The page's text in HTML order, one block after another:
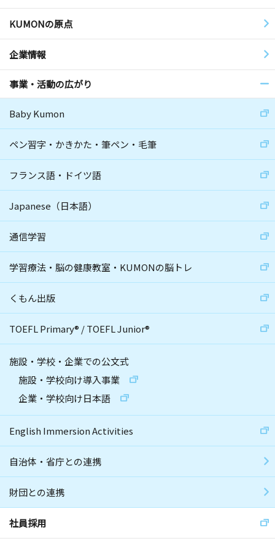
KUMONの原点
企業情報
事業・活動の広がり
Baby Kumon
ペン習字・かきかた・筆ペン・毛筆
フランス語・ドイツ語
Japanese（日本語）
通信学習
学習療法・脳の健康教室・KUMONの脳トレ
くもん出版
TOEFL Primary® /TOEFL Junior®
施設・学校・企業での公文式
施設・学校向け導入事業
企業・学校向け日本語
English Immersion Activities
自治体・省庁との連携
財団との連携
社員採用